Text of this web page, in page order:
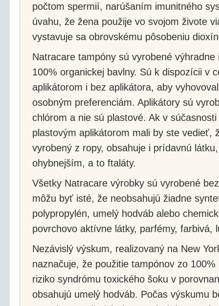
počtom spermií, narúšaním imunitného
úvahu, že žena použije vo svojom živote
vystavuje sa obrovskému pôsobeniu
Natracare tampóny sú vyrobené
100% organickej bavlny. Sú k dispozícii v
aplikátorom i bez aplikátora, aby
osobným preferenciám. Aplikátory sú
chlórom a nie sú plastové. Ak v
plastovým aplikátorom mali by ste vedieť,
vyrobený z ropy, obsahuje i prídavnú
ohybnejším, a to ftaláty.
Všetky Natracare výrobky sú vyrobené
môžu byť isté, že neobsahujú žiadne
polypropylén, umelý hodváb alebo
povrchovo aktívne látky, parfémy, farbivá,
Nezávislý výskum, realizovaný na New
naznačuje, že použitie tampónov zo
riziko syndrómu toxického šoku v
obsahujú umelý hodváb. Počas výskumu